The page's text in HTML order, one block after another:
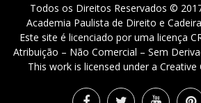
Todos os Direitos Reservados ©
Academia Paulista de Direito e
Este site é licenciado por uma licença
Atribuição – Não Comercial – Sem
This work is licensed under a